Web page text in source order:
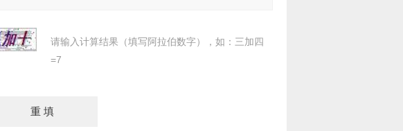
请输入计算结果（填写阿拉伯数字），如：三加四
=7